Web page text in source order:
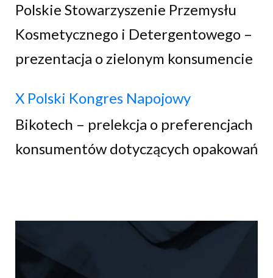
Polskie Stowarzyszenie Przemysłu
Kosmetycznego i Detergentowego –
prezentacja o zielonym konsumencie
X Polski Kongres Napojowy
Bikotech – prelekcja o preferencjach
konsumentów dotyczących opakowań